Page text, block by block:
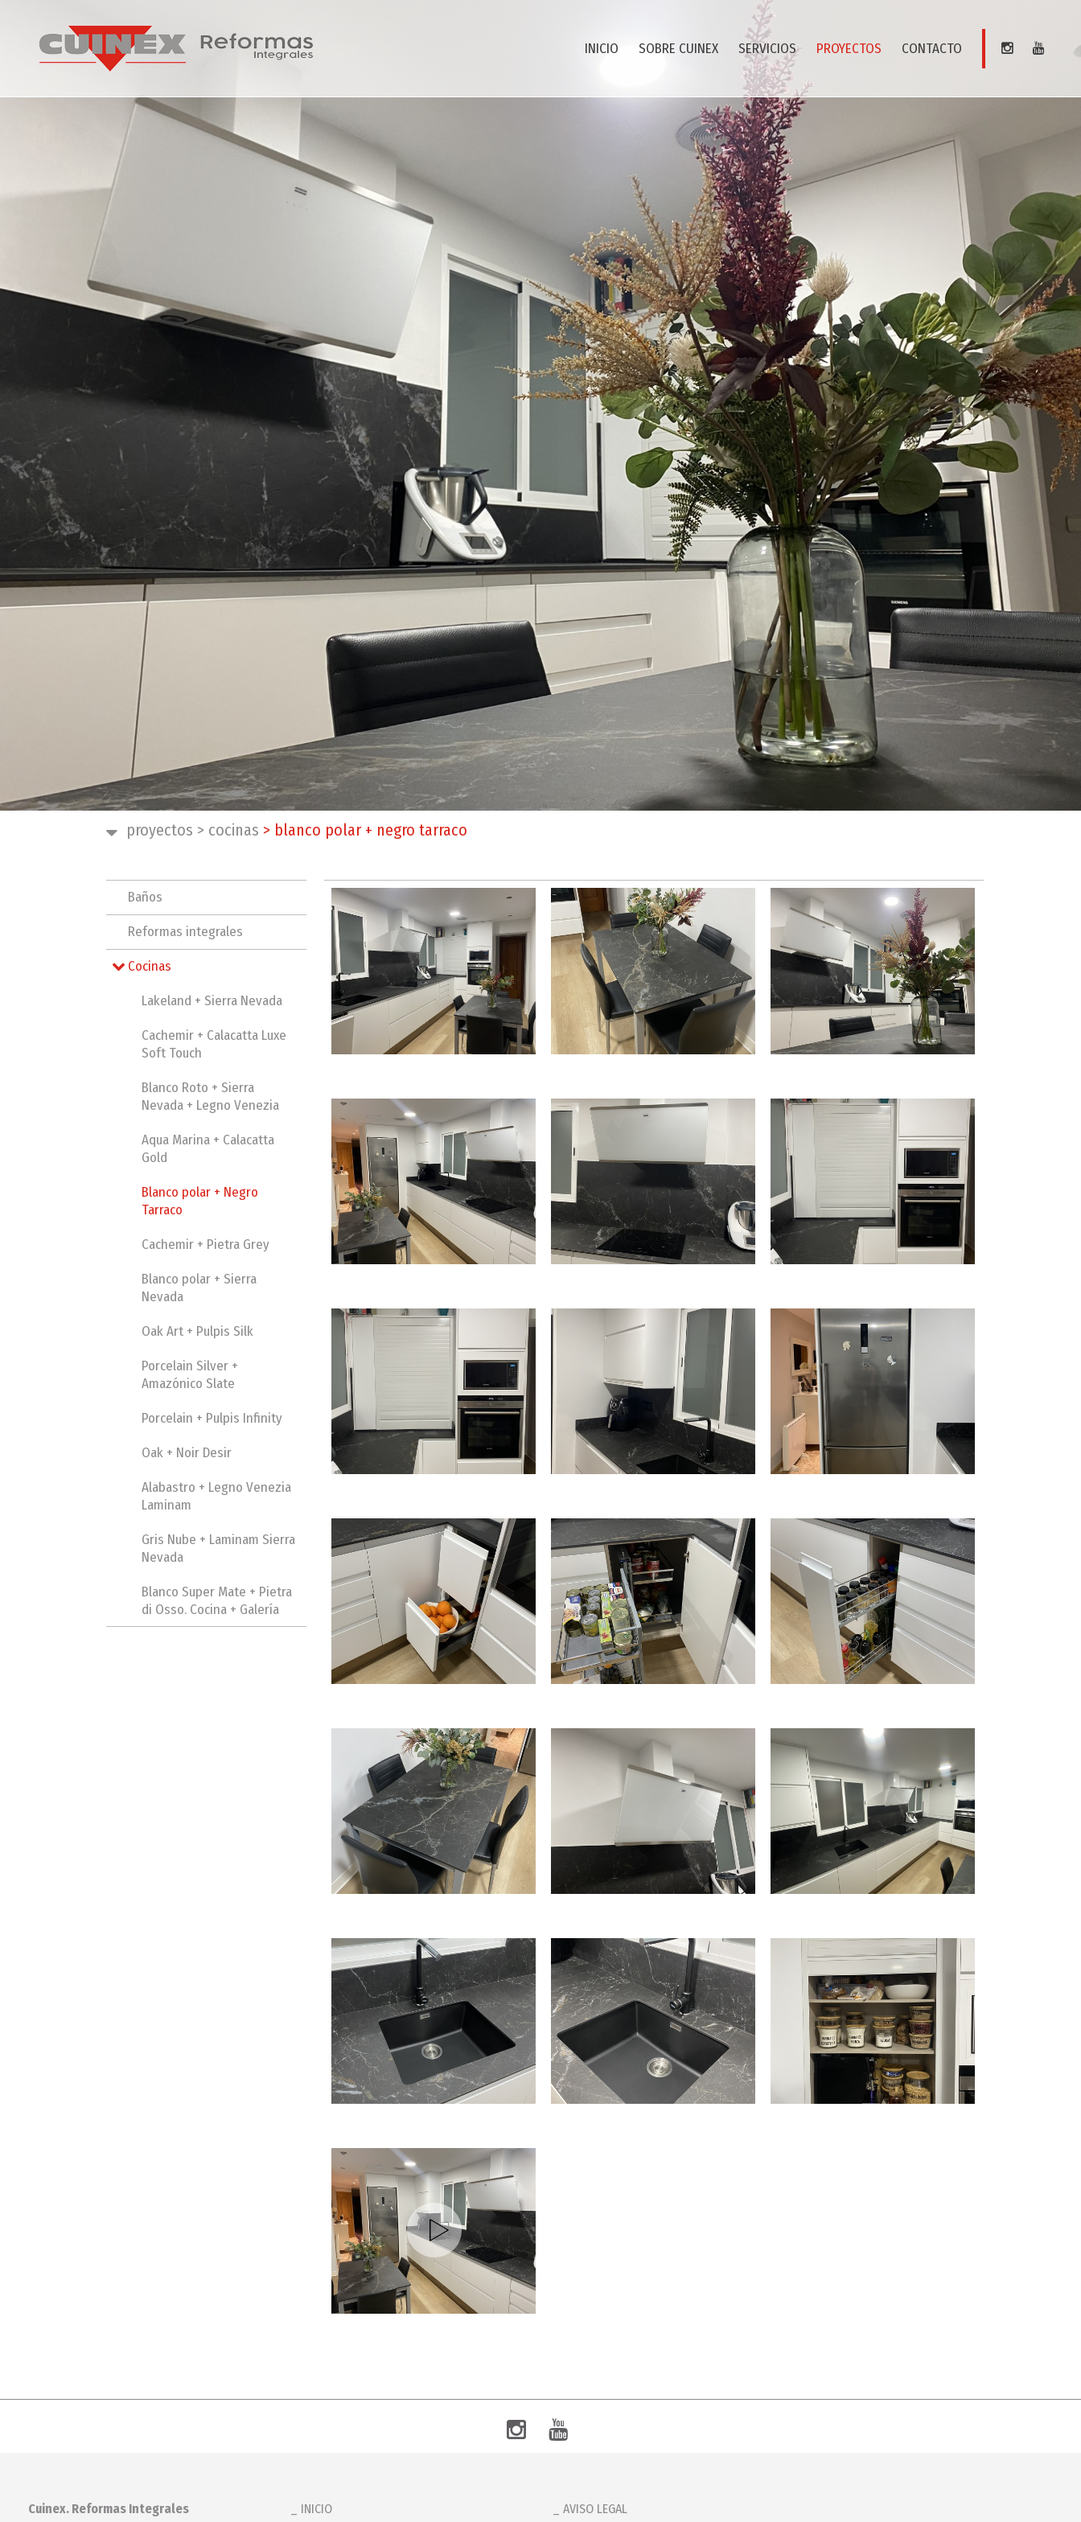
INICIO SOBRE CUINEX SERVICIOS PROYECTOS CONTACTO
proyectos > cocinas > blanco polar + negro tarraco
Baños
Reformas integrales
Cocinas
Lakeland + Sierra Nevada
Cachemir + Calacatta Luxe
Soft Touch
Blanco Roto + Sierra
Nevada + Legno Venezia
Aqua Marina + Calacatta
Gold
Blanco polar + Negro
Tarraco
Cachemir + Pietra Grey
Blanco polar + Sierra
Nevada
Oak Art + Pulpis Silk
Porcelain Silver +
Amazónico Slate
Porcelain + Pulpis Infinity
Oak + Noir Desir
Alabastro + Legno Venezia
Laminam
Gris Nube + Laminam Sierra
Nevada
Blanco Super Mate + Pietra
di Osso. Cocina + Galería
Cuinex. Reformas Integrales INICIO AVISO LEGAL